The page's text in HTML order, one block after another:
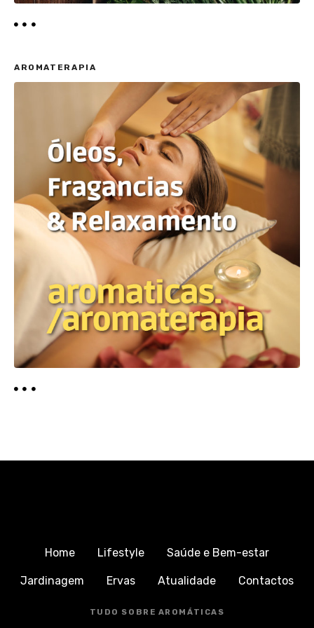
AROMATERAPIA
Home Lifestyle Saúde e Bem-estar
Jardinagem Ervas Atualidade Contactos
TUDO SOBRE AROMÁTICAS